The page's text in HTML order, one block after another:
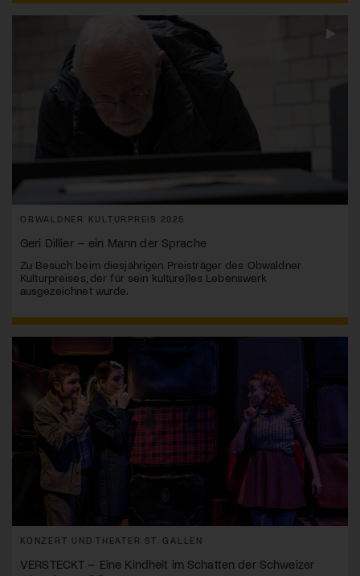
OBWALDNER KULTURPREIS 2025
Geri Dillier – ein Mann der Sprache
Zu Besuch beim diesjährigen Preisträger des Obwaldner
Kulturpreises, der für sein kulturelles Lebenswerk
ausgezeichnet wurde.
KONZERT UND THEATER ST. GALLEN
VERSTECKT – Eine Kindheit im Schatten der Schweizer